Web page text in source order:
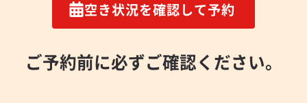
空き状況を確認して予約
ご予約前に必ずご確認ください。